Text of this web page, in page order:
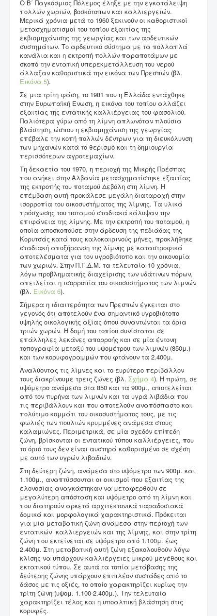
Ο Β΄ Παγκόσμιος Πόλεμος έληξε με την εγκατάλειψη
πολλών χωριών, βοσκότοπων και καλλιεργειών.
Μερικά χρόνια μετά το 1960 ξεκινούν οι καθοριστικοί
μετασχηματισμοί του τοπίου εξαιτίας της
εκβιομηχάνισης της γεωργίας και των αρδευτικών
συστημάτων. Το αρδευτικό σύστημα με τα πολλαπλά
κανάλια και η εκτροπή πολλών παραποτάμων με
σκοπό την εντατική υπερεκμετάλλευση του νερού
άλλαξαν καθοριστικά την εικόνα των Πρεσπών (βλ.
Εικόνα 5).
Σε μια τρίτη φάση, το 1981 που η Ελλάδα εντάχθηκε
στην Ευρωπαϊκή Ένωση, η εικόνα του τοπίου αλλάζει
εξαιτίας της εντατικής καλλιέργειας του φασολιού.
Παλιότερα γύρω από τη λίμνη απλωνόταν πλούσια
βλάστηση, ώσπου η εκβιομηχάνιση της γεωργίας
επέβαλε την κοπή πολλών δέντρων για τη διευκόλυνση
των μηχανών κατά το θερισμό και τη δημιουργία
περισσότερων αγροτεμαχίων.
Τη δεκαετία του 1970, η περιοχή της Μικρής Πρέσπας
που ανήκει στην Αλβανία μετασχηματίστηκε εξαιτίας
της εκτροπής του ποταμού Δεβόλη στη λίμνη. Η
επέμβαση αυτή προκάλεσε μεγάλη διαταραχή στην
ισορροπία του οικοσυστήματος της λίμνης. Τα υλικά
πρόσχωσης του ποταμού σταδιακά κάλυψαν την
επιφάνεια της λίμνης. Με την εκτροπή του ποταμού, η
οποία αποσκοπούσε στην άρδευση της πεδιάδας της
Κορυτσάς κατά τους καλοκαιρινούς μήνες, προκλήθηκε
σταδιακή αποξήρανση της λίμνης με καταστροφικά
αποτελέσματα για τον υγροβιότοπο και την οικονομία
των χωριών. Στην Π.Γ.Δ.Μ. τα τελευταία 10 χρόνια,
λόγω προβληματικής διαχείρισης των υδάτινων πόρων,
απειλείται η ισορροπία του οικοσυστήματος των λιμνών
(βλ. Εικόνα 6).
Σήμερα η ιδιαιτερότητα των Πρεσπών έγκειται στο
γεγονός ότι αποτελούν ένα σημαντικό υγροβιότοπο
υψηλής οικολογικής αξίας όπου συναντώνται τα όρια
τριών χωρών. Η δομή του τοπίου συνίσταται σε
επάλληλες λεκάνες απορροής και σε μία έντονη
τοπογραφία μεταξύ του υψομέτρου των λιμνών (850μ.)
και των κορυφογραμμών που φτάνουν τα 2.400μ.
Αναλύοντας τις λίμνες και το ευρύτερο περιβάλλον
τους διακρίνουμε τρεις ζώνες (βλ. Σχήμα 4). Η πρώτη, σε
υψόμετρο ανάμεσα στα 850 και τα 900μ., αποτελείται
από τον πυρήνα των λιμνών και τα υγρά λιβάδια που
τις περιβάλλουν και που αποτελούν αναπόσπαστο και
πολύτιμο κομμάτι του οικοσυστήματος τους, με τις
φωλιές των πουλιών κρυμμένες ανάμεσα στους
καλαμιώνες. Περιμετρικά, σε μία σχεδόν επίπεδη
ζώνη, βρίσκονται οι εντατικού τύπου καλλιέργειες, που
το όριό τους δεν είναι αυστηρά καθορισμένο σε σχέση
με αυτό των υγρών λιβαδιών.
Στη δεύτερη ζώνη, ανάμεσα στο υψόμετρο των 900μ. και
1.100μ., αναπτύσσονται οι οικισμοί που εξαιτίας της
ελονοσίας αναγκάστηκαν να μεταφερθούν σε
μεγαλύτερη απόσταση και υψόμετρο από τη λίμνη και
που διατηρούν αρκετά αρχιτεκτονικά παραδοσιακά
δομικά και μορφολογικά χαρακτηριστικά. Πρόκειται
για μία μεταβατική ζώνη ανάμεσα στην περιοχή των
εντατικών καλλιεργειών και της λίμνης, και στην τρίτη
ζώνη που εκτείνεται σε υψόμετρο από 1.100μ. έως
2.400μ. Στη μεταβατική αυτή ζώνη εξακολουθούν λόγω
κλίσης να υπάρχουν καλλιέργειες μικρού μεγέθους και
εκτατικού τύπου. Σε αυτά τα τοπία μετάβασης της
δεύτερης ζώνης υπάρχουν επιπλέον συστάδες από το
δάσος με τις οξιές, το οποίο χαρακτηρίζει κυρίως την
τρίτη ζώνη (υψομ. 1.100-2.400μ.). Την τελευταία
χαρακτηρίζει τέλος και η υποαλπική βλάστηση στις
κορυφές.